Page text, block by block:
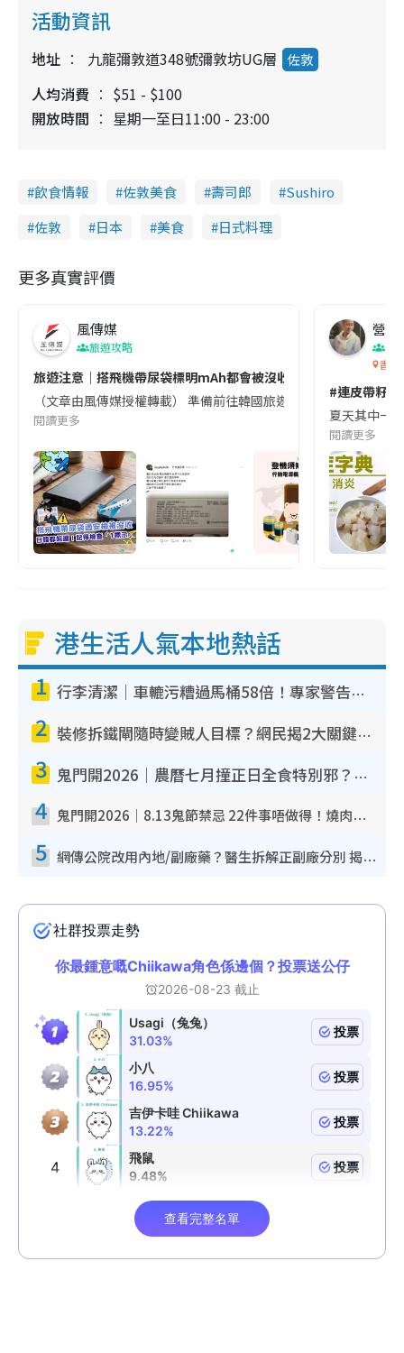
活動資訊
地址 九龍彌敦道348號彌敦坊UG層 佐敦
人均消費
$51 - $100
開放時間
星期一至日11:00 - 23:00
飲食情報 佐敦美食 壽司郎
Sushiro
佐敦
日本 美食 日式料理
更多真實評價
風傳媒
旅遊攻略
旅遊注意｜搭飛機帶尿袋標明mAh都會被沒收😱出發前切記檢查
（文章由風傳媒授權轉載） 準備前往韓國旅遊的民眾，近期要
閱讀更多
營養
香港
#連皮帶籽
夏天其中一
閱讀更多
港生活人氣本地熱話
1 行李清潔｜車轆污糟過馬桶58倍！專家警告忌用酒精抹 教1招免污手除菌
2 裝修拆鐵閘隨時變賊人目標？網民揭2大關鍵用途：裝新式等於白裝？附新舊鐵閘分別
3 鬼門開2026｜農曆七月撞正日全食特別邪？專家警告切忌做一事！揭4大禁忌+2招保平安
4 鬼門開2026｜8.13鬼節禁忌 22件事唔做得！燒肉、刺身要少食？半夜勿吹口哨/打呢個電話
5 網傳公院改用內地/副廠藥？醫生拆解正副廠分別 揭4類人換藥隨時出事